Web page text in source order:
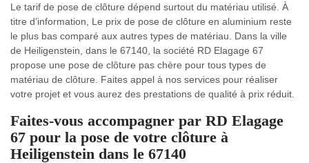
Le tarif de pose de clôture dépend surtout du matériau utilisé. À
titre d’information, Le prix de pose de clôture en aluminium reste
le plus bas comparé aux autres types de matériau. Dans la ville
de Heiligenstein, dans le 67140, la société RD Elagage 67
propose une pose de clôture pas chère pour tous types de
matériau de clôture. Faites appel à nos services pour réaliser
votre projet et vous aurez des prestations de qualité à prix réduit.
Faites-vous accompagner par RD Elagage
67 pour la pose de votre clôture à
Heiligenstein dans le 67140